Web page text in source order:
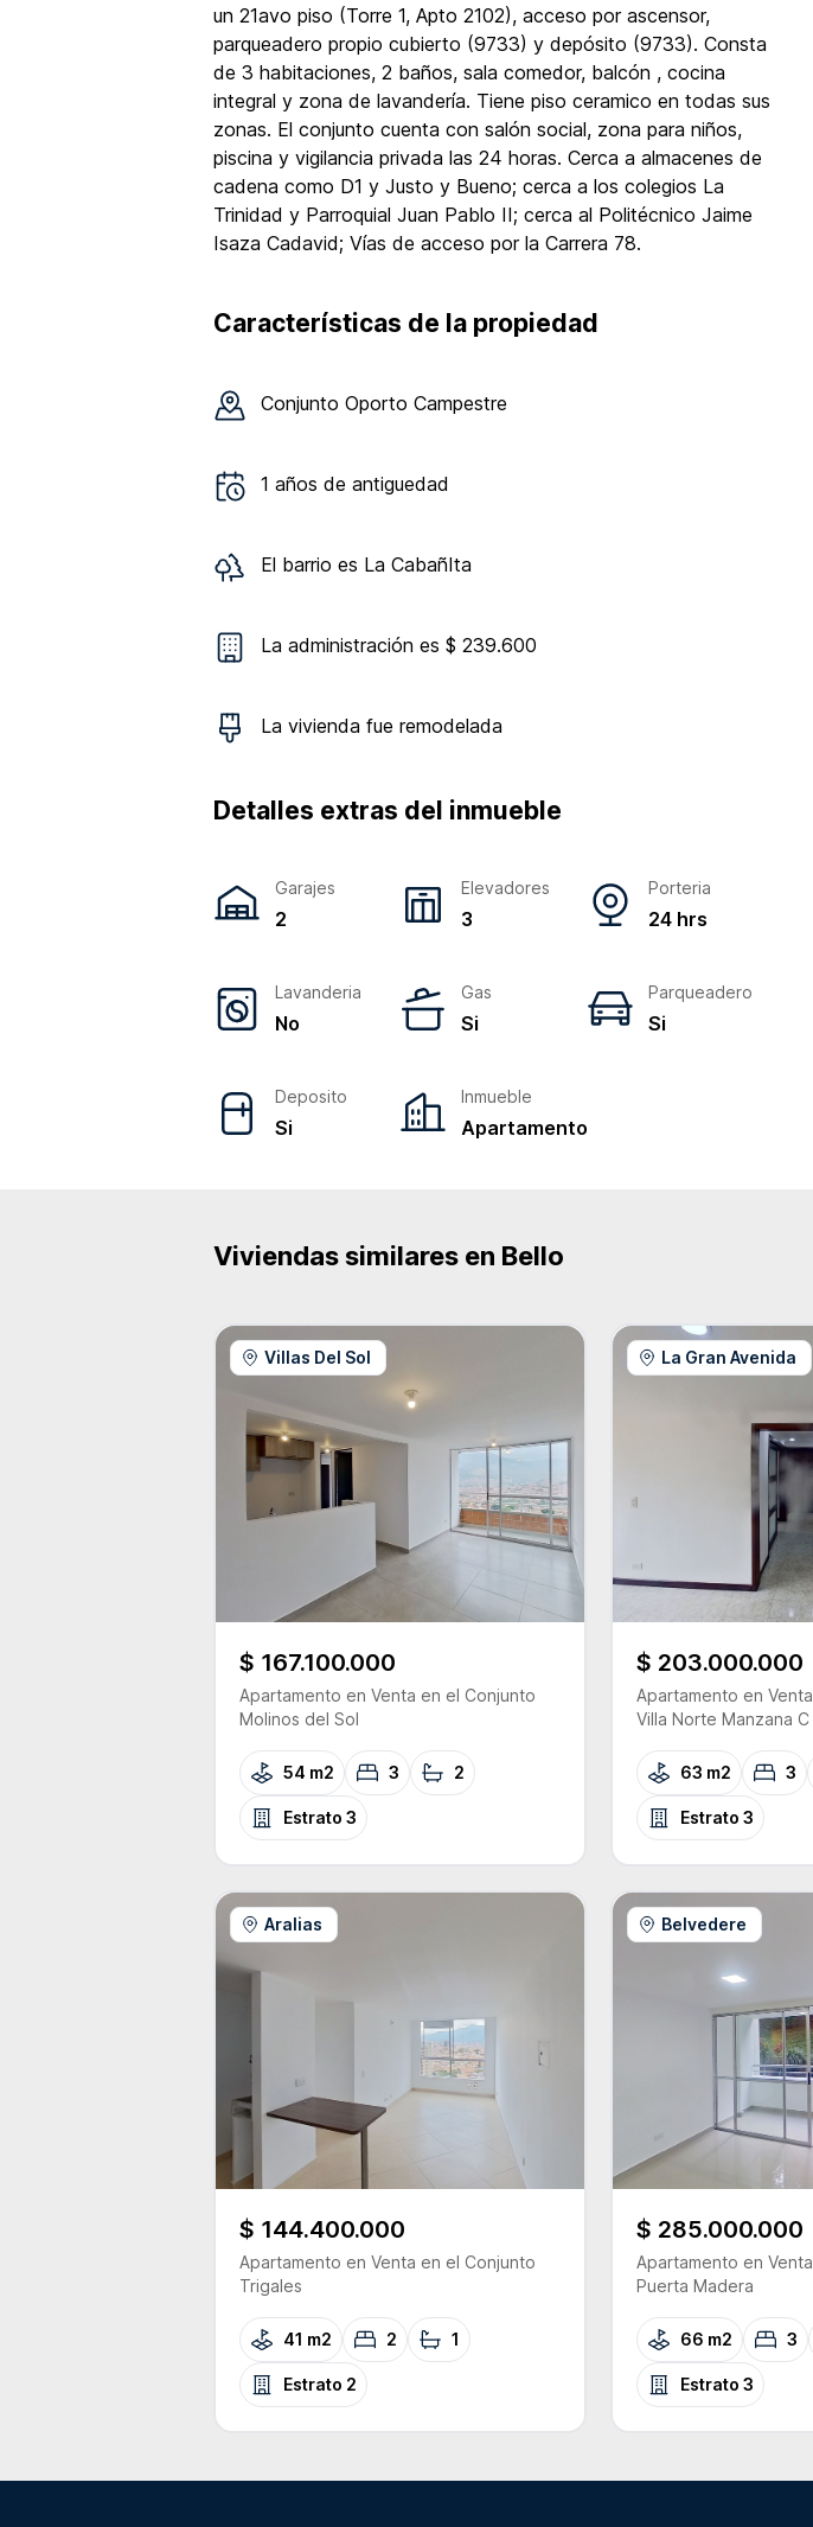
un 21avo piso (Torre 1, Apto 2102), acceso por ascensor,
parqueadero propio cubierto (9733) y depósito (9733). Consta
de 3 habitaciones, 2 baños, sala comedor, balcón , cocina
integral y zona de lavandería. Tiene piso ceramico en todas sus
zonas. El conjunto cuenta con salón social, zona para niños,
piscina y vigilancia privada las 24 horas. Cerca a almacenes de
cadena como D1 y Justo y Bueno; cerca a los colegios La
Trinidad y Parroquial Juan Pablo II; cerca al Politécnico Jaime
Isaza Cadavid; Vías de acceso por la Carrera 78.
Características de la propiedad
Conjunto Oporto Campestre
1 años de antiguedad
El barrio es La CabañIta
La administración es $ 239.600
La vivienda fue remodelada
Detalles extras del inmueble
Garajes
2
Elevadores
3
Porteria
24 hrs
Lavanderia
No
Gas
Si
Parqueadero
Si
Deposito
Si
Inmueble
Apartamento
Viviendas similares en Bello
Villas Del Sol
$ 167.100.000
Apartamento en Venta en el Conjunto
Molinos del Sol
54 m2 3 2
Estrato 3
La Gran Avenida
$ 203.000.000
Apartamento en Venta
Villa Norte Manzana C
63 m2 3
Estrato 3
Aralias
$ 144.400.000
Apartamento en Venta en el Conjunto
Trigales
41 m2 2 1
Estrato 2
Belvedere
$ 285.000.000
Apartamento en Venta
Puerta Madera
66 m2 3
Estrato 3